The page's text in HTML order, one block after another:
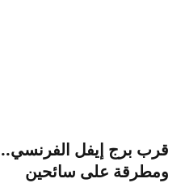
قرب برج إيفل
ومطرقة على سائحين